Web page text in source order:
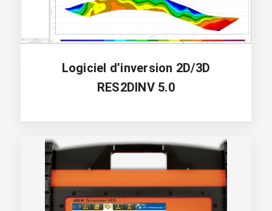
Logiciel d’inversion 2D/3D
RES2DINV 5.0